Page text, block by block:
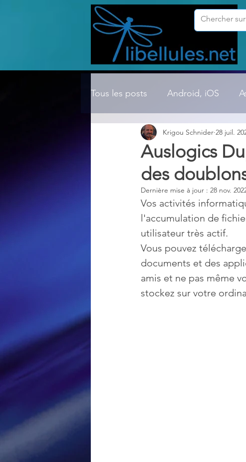
Tous les posts Android, iOS
Compression ZIP, RAR, etc.
Dossier Windows
Hardware Internet
Loisir et divertissement
Occupation disque
Auslogics
des
Krigou Schnider 28 juil.
Dernière mise à jour : 28 nov.
Vos activités
l'accumulation de
utilisateur très actif.
Vous pouvez
documents et des
amis et ne pas même
stockez sur votre